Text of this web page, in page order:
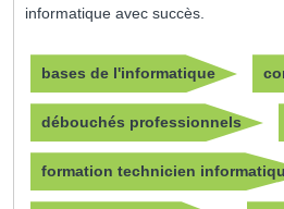
informatique avec succès.
bases de l'informatique
débouchés professionnels
formation technicien